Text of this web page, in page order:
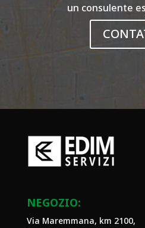
un consulente
NEGOZIO:
Via Maremmana, km 2100,